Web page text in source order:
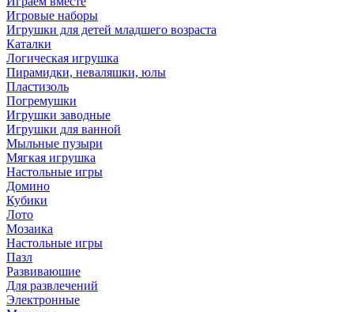
Игровые наборы
Игрушки для детей младшего возраста
Каталки
Логическая игрушка
Пирамидки, неваляшки, юлы
Пластизоль
Погремушки
Игрушки заводные
Игрушки для ванной
Мыльные пузыри
Мягкая игрушка
Настольные игры
Домино
Кубики
Лото
Мозаика
Настольные игры
Пазл
Развиваюшие
Для развлечений
Электронные